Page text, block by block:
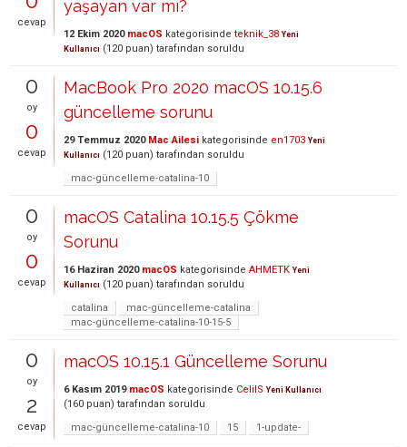
cevap
yaşayan var mı?
12 Ekim 2020 macOS kategorisinde teknik_38 Yeni
Kullanıcı (120 puan) tarafından soruldu
0
oy
0
cevap
MacBook Pro 2020 macOS 10.15.6
güncelleme sorunu
29 Temmuz 2020 Mac Ailesi kategorisinde en1703 Yeni
Kullanıcı (120 puan) tarafından soruldu
mac-güncelleme-catalina-10
0
oy
0
cevap
macOS Catalina 10.15.5 Çökme
Sorunu
16 Haziran 2020 macOS kategorisinde AHMETK Yeni
Kullanıcı (120 puan) tarafından soruldu
catalina
mac-güncelleme-catalina
mac-güncelleme-catalina-10-15-5
0
oy
2
cevap
macOS 10.15.1 Güncelleme Sorunu
6 Kasım 2019 macOS kategorisinde CelilS Yeni Kullanıcı
(160 puan) tarafından soruldu
mac-güncelleme-catalina-10
15 1-update-